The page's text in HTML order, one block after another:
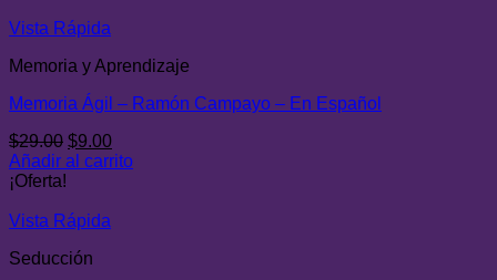
$28.00.
Vista Rápida
Memoria y Aprendizaje
Memoria Ágil – Ramón Campayo – En Español
$29.00 El
precio
$29.00.
$9.00El
precio
Añadir al carrito
¡Oferta!
Vista Rápida
Seducción